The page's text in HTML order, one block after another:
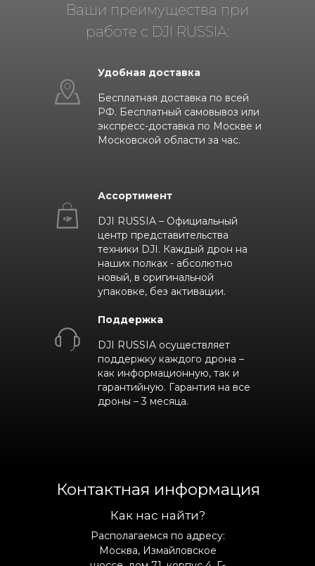
Ваши преимущества при
работе с DJI RUSSIA:
Удобная доставка
Бесплатная доставка по всей
РФ. Бесплатный самовывоз или
экспресс-доставка по Москве и
Московской области за час.
Ассортимент
DJI RUSSIA – Официальный
центр представительства
техники DJI. Каждый дрон на
наших полках - абсолютно
новый, в оригинальной
упаковке, без активации.
Поддержка
DJI RUSSIA осуществляет
поддержку каждого дрона –
как информационную, так и
гарантийную. Гарантия на все
дроны – 3 месяца.
Как нас найти?
Располагаемся по адресу:
Москва, Измайловское
Контактная информация